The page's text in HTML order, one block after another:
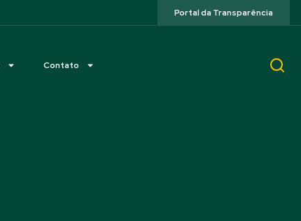
Portal da Transparência
Contato